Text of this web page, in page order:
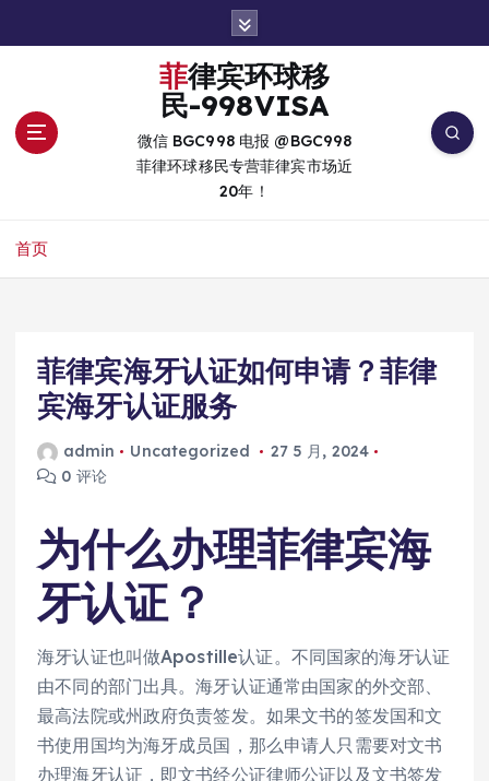
菲律宾环球移
民-998VISA
微信 BGC998 电报 @BGC998
菲律环球移民专营菲律宾市场近
20年！
首页
菲律宾海牙认证如何申请？菲律
宾海牙认证服务
admin Uncategorized
27 5 月, 2024
0 评论
为什么办理菲律宾海
牙认证？
海牙认证也叫做Apostille认证。不同国家的海牙认证
由不同的部门出具。海牙认证通常由国家的外交部、
最高法院或州政府负责签发。如果文书的签发国和文
书使用国均为海牙成员国，那么申请人只需要对文书
办理海牙认证，即文书经公证律师公证以及文书签发